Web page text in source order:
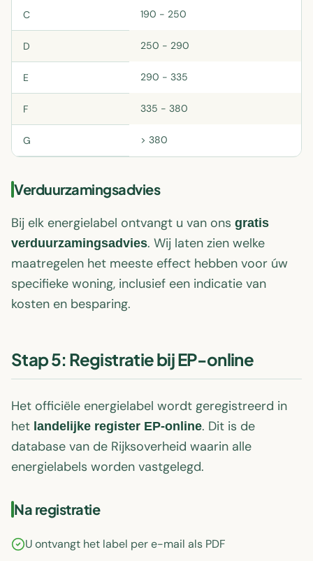
C 190 - 250
D 250 - 290
E 290 - 335
F 335 - 380
G > 380
Verduurzamingsadvies
Bij elk energielabel ontvangt u van ons gratis
verduurzamingsadvies. Wij laten zien welke
maatregelen het meeste effect hebben voor úw
specifieke woning, inclusief een indicatie van
kosten en besparing.
Stap 5: Registratie bij EP-online
Het officiële energielabel wordt geregistreerd in
het landelijke register EP-online. Dit is de
database van de Rijksoverheid waarin alle
energielabels worden vastgelegd.
Na registratie
U ontvangt het label per e-mail als PDF